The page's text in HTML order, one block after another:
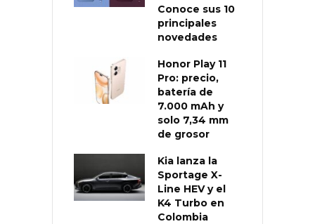
Conoce sus 10
principales
novedades
Honor Play 11
Pro: precio,
batería de
7.000 mAh y
solo 7,34 mm
de grosor
Kia lanza la
Sportage X-
Line HEV y el
K4 Turbo en
Colombia